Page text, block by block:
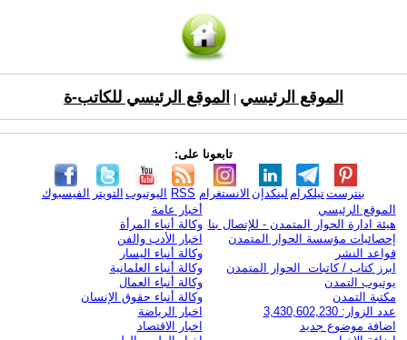
الموقع الرئيسي الموقع الرئيسي للكاتب-ة
تابعونا على:
الفيسبوك التويتر اليوتيوب RSS الانستغرام لينكدإن تيلكرامبنترست
الموقع الرئيسي
هيئة ادارة الحوار المتمدن - للإتصال بنا
إحصائيات مؤسسة الحوار المتمدن
قواعد النشر
ابرز كتاب / كاتبات الحوار المتمدن
يوتيوب التمدن
مكتبة التمدن
عدد الزوار: 3,430,602,230
اضافة موضوع جديد
أخبار عامة
وكالة أنباء المرأة
اخبار الأدب والفن
وكالة أنباء اليسار
وكالة أنباء العلمانية
وكالة أنباء العمال
وكالة أنباء حقوق الإنسان
اخبار الرياضة
اخبار الاقتصاد